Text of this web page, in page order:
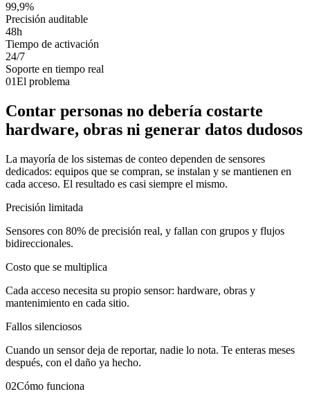
99,9%
Precisión auditable
48h
Tiempo de activación
24/7
Soporte en tiempo real
01El problema
Contar personas no debería costarte
hardware, obras ni generar datos dudosos
La mayoría de los sistemas de conteo dependen de sensores
dedicados: equipos que se compran, se instalan y se mantienen en
cada acceso. El resultado es casi siempre el mismo.
Precisión limitada
Sensores con 80% de precisión real, y fallan con grupos y flujos
bidireccionales.
Costo que se multiplica
Cada acceso necesita su propio sensor: hardware, obras y
mantenimiento en cada sitio.
Fallos silenciosos
Cuando un sensor deja de reportar, nadie lo nota. Te enteras meses
después, con el daño ya hecho.
02Cómo funciona